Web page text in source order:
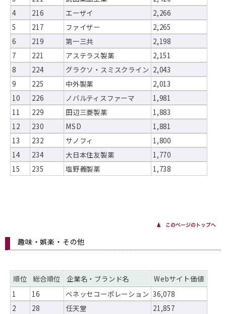
4
216 エーザイ
2,266
5
217 ファイザー
2,265
6
219 第一三共
2,198
7
221 アステラス製薬
2,151
8
224 グラクソ・スミスクライン 2,043
9
225 中外製薬
2,013
10
226 ノバルティスファーマ
1,981
11
229 田辺三菱製薬
1,883
12
230 MSD
1,881
13
232 サノフィ
1,800
14
234 大日本住友製薬
1,770
15
235 塩野義製薬 1,738
趣味・娯楽・その他
順位 総合順位 企業名・ブランド名
Webサイト価値
1
16 ベネッセコーポレーション 36,078
2
28 任天堂
21,857